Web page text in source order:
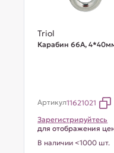
Triol
Карабин 66A,
Артикул11621021
Зарегистрируйтесь
для отображения
В наличии <1000 шт.